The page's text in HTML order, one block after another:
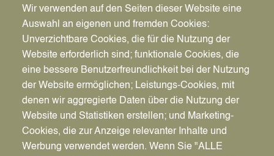
Datum
So., 12.07.2026
11 bis 17 Uhr
Wir verwenden auf den Seiten dieser Website eine
Auswahl an eigenen und fremden Cookies:
Unverzichtbare Cookies, die für die Nutzung der
Website erforderlich sind; funktionale Cookies, die
eine bessere Benutzerfreundlichkeit bei der Nutzung
der Website ermöglichen; Leistungs-Cookies, mit
denen wir aggregierte Daten über die Nutzung der
Website und Statistiken erstellen; und Marketing-
Cookies, die zur Anzeige relevanter Inhalte und
Werbung verwendet werden. Wenn Sie "ALLE